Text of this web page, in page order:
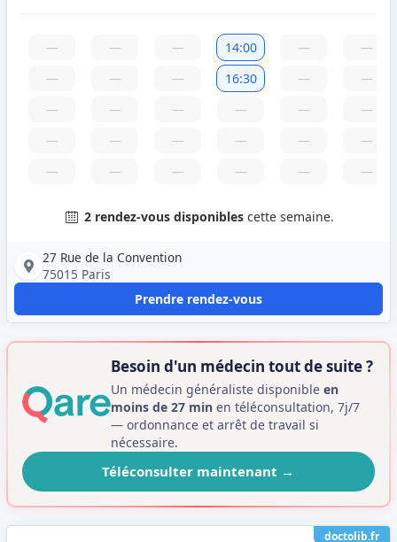
—
—
—
—
—
—
—
—
—
—
—
—
—
—
—
14:00
16:30
—
—
—
—
—
—
—
—
—
—
—
—
—
2 rendez-vous disponibles cette semaine.
27 Rue de la Convention
75015 Paris
Prendre rendez-vous
Besoin d'un médecin tout de suite ?
Un médecin généraliste disponibleen
moins de 27 min en téléconsultation, 7j/7
— ordonnance et arrêt de travail si
nécessaire.
Téléconsulter maintenant →
doctolib.fr